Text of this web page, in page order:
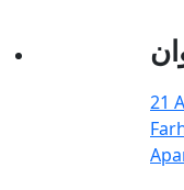
21